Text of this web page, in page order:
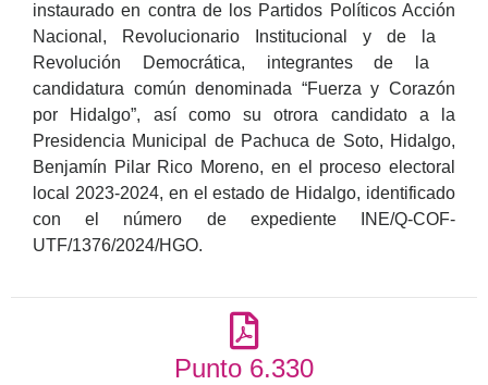
instaurado en contra de los Partidos Políticos Acción
Nacional, Revolucionario Institucional y de la
Revolución Democrática, integrantes de la
candidatura común denominada “Fuerza y Corazón
por Hidalgo”, así como su otrora candidato a la
Presidencia Municipal de Pachuca de Soto, Hidalgo,
Benjamín Pilar Rico Moreno, en el proceso electoral
local 2023-2024, en el estado de Hidalgo, identificado
con el número de expediente INE/Q-COF-
UTF/1376/2024/HGO.
Punto 6.330